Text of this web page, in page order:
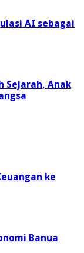
AI sebagai
Sejarah, Anak
ke
Banua